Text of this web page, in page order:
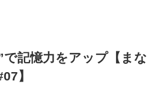
記憶力をアップ【まな
】